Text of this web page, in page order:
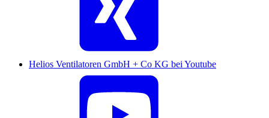
Helios Ventilatoren GmbH + Co KG bei Youtube